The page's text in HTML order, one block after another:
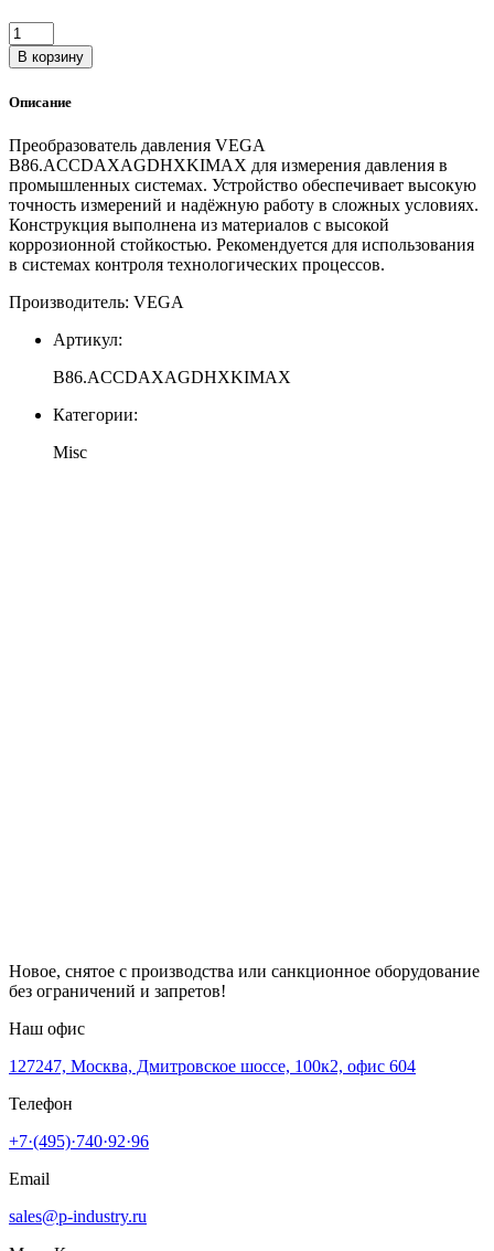
Количество
товара
VEGA
—
давления
В корзину
Описание
Преобразователь давления VEGA
B86.ACCDAXAGDHXKIMAX для измерения давления в
промышленных системах. Устройство обеспечивает высокую
точность измерений и надёжную работу в сложных условиях.
Конструкция выполнена из материалов с высокой
коррозионной стойкостью. Рекомендуется для использования
в системах контроля технологических процессов.
Производитель: VEGA
Артикул:
B86.ACCDAXAGDHXKIMAX
Категории:
Misc
Новое, снятое с производства или санкционное оборудование
без ограничений и запретов!
Наш офис
127247, Москва, Дмитровское шоссе, 100к2, офис 604
Телефон
+7·(495)·740·92·96
Email
sales@p-industry.ru